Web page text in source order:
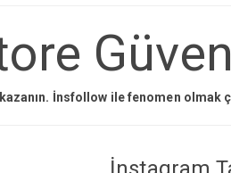
İnsfollow ile fenomen olmak